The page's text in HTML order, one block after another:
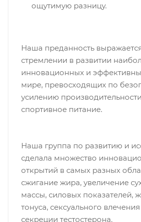
ощутимую разницу.
Наша преданность
стремлении в развитии
инновационных и
мире, превосходящих по
усилению
спортивное питание.
Наша группа по развитию и
сделала множество
открытий в самых разных
сжигание жира, увеличение
массы, силовых показателей,
тонуса, сексуального
секреции тестостерона.